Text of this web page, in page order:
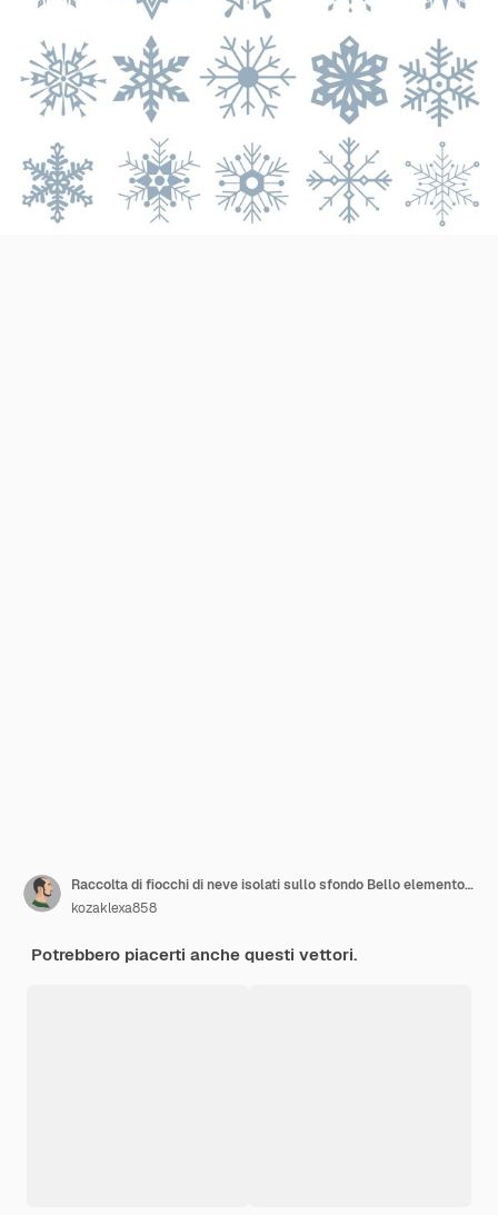
Raccolta di fiocchi di neve isolati sullo sfondo Bello elemento per le carte di bandiere natalizie
kozaklexa858
Potrebbero piacerti anche questi vettori.